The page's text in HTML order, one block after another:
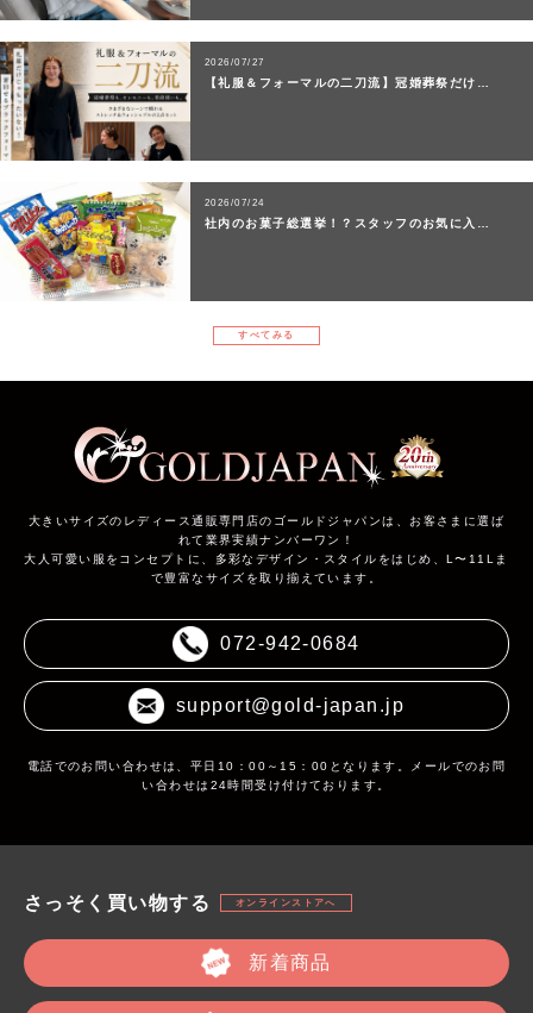
2026/07/27
【礼服＆フォーマルの二刀流】冠婚葬祭だけ…
2026/07/24
社内のお菓子総選挙！？スタッフのお気に入…
すべてみる
大きいサイズのレディース通販専門店のゴールドジャパンは、お客さまに選ば
れて業界実績ナンバーワン！
大人可愛い服をコンセプトに、多彩なデザイン・スタイルをはじめ、L〜11Lま
で豊富なサイズを取り揃えています。
072-942-0684
support@gold-japan.jp
電話でのお問い合わせは、平日10：00～15：00となります。メールでのお問
い合わせは24時間受け付けております。
さっそく買い物する オンラインストアへ
新着商品